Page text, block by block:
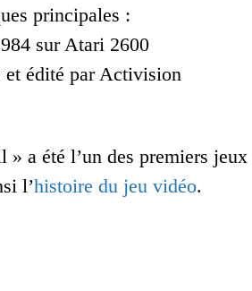
principales :
sur Atari 2600
et édité par Activision
a été l’un des premiers
l’histoire du jeu vidéo.